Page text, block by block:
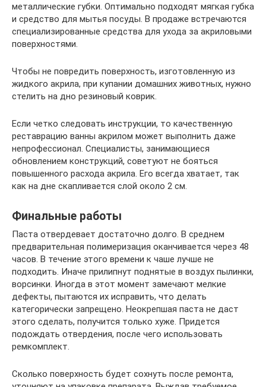
металлические губки. Оптимально подходят мягкая губка
и средство для мытья посуды. В продаже встречаются
специализированные средства для ухода за акриловыми
поверхностями.
Чтобы не повредить поверхность, изготовленную из
жидкого акрила, при купании домашних животных, нужно
стелить на дно резиновый коврик.
Если четко следовать инструкции, то качественную
реставрацию ванны акрилом может выполнить даже
непрофессионал. Специалисты, занимающиеся
обновлением конструкций, советуют не бояться
повышенного расхода акрила. Его всегда хватает, так
как на дне скапливается слой около 2 см.
Финальные работы
Паста отвердевает достаточно долго. В среднем
предварительная полимеризация оканчивается через 48
часов. В течение этого времени к чаше лучше не
подходить. Иначе прилипнут поднятые в воздух пылинки,
ворсинки. Иногда в этот момент замечают мелкие
дефекты, пытаются их исправить, что делать
категорически запрещено. Неокрепшая паста не даст
этого сделать, получится только хуже. Придется
подождать отвердения, после чего использовать
ремкомплект.
Сколько поверхность будет сохнуть после ремонта,